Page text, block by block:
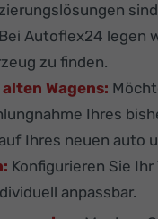
Bei Autoflex24 legen
zu finden.
Wagens:
Ihres
Ihres neuen auto
Konfigurieren Sie
anpassbar.